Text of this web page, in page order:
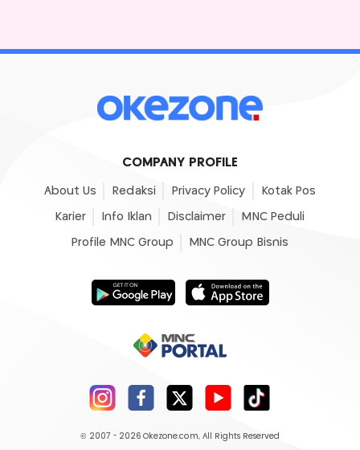
COMPANY PROFILE
About Us Redaksi Privacy Policy Kotak Pos
Karier Info Iklan Disclaimer MNC Peduli
Profile MNC Group MNC Group Bisnis
© 2007 - 2026 Okezone.com, All Rights Reserved